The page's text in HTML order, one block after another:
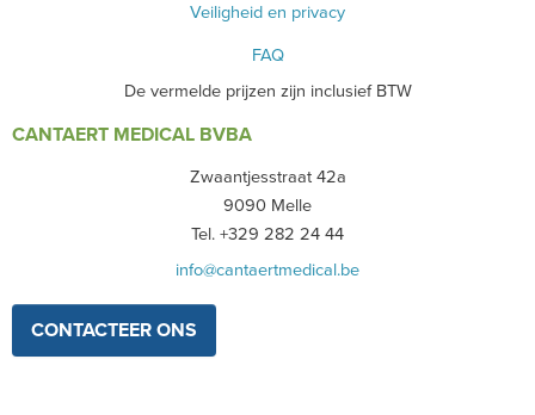
Veiligheid en privacy
FAQ
De vermelde prijzen zijn inclusief BTW
CANTAERT MEDICAL BVBA
Zwaantjesstraat 42a
9090 Melle
Tel. +329 282 24 44
info@cantaertmedical.be
CONTACTEER ONS